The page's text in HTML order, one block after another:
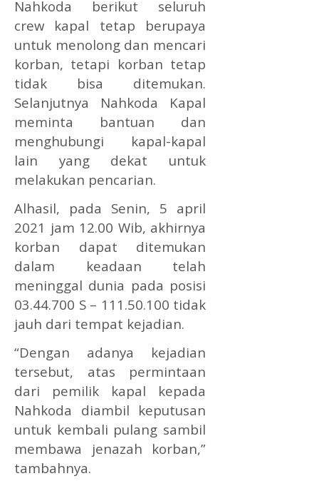
Nahkoda berikut seluruh
crew kapal tetap berupaya
untuk menolong dan mencari
korban, tetapi korban tetap
tidak bisa ditemukan.
Selanjutnya Nahkoda Kapal
meminta bantuan dan
menghubungi kapal-kapal
lain yang dekat untuk
melakukan pencarian.
Alhasil, pada Senin, 5 april
2021 jam 12.00 Wib, akhirnya
korban dapat ditemukan
dalam keadaan telah
meninggal dunia pada posisi
03.44.700 S – 111.50.100 tidak
jauh dari tempat kejadian.
“Dengan adanya kejadian
tersebut, atas permintaan
dari pemilik kapal kepada
Nahkoda diambil keputusan
untuk kembali pulang sambil
membawa jenazah korban,”
tambahnya.